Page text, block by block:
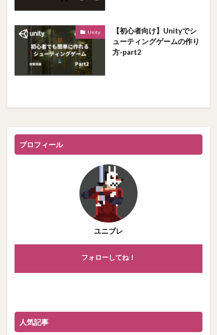
Unity
【初心者向け】Unityでシ
ューティングゲームの作り
方-part2
プロフィール
ユニブレ
フォローしてね！
人気記事